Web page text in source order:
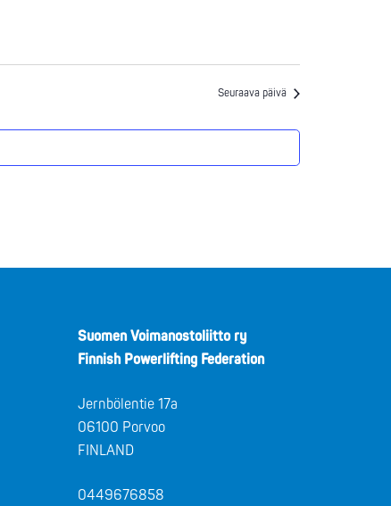
Seuraava päivä
Suomen Voimanostoliitto ry
Finnish Powerlifting Federation
Jernbölentie 17a
06100 Porvoo
FINLAND
0449676858